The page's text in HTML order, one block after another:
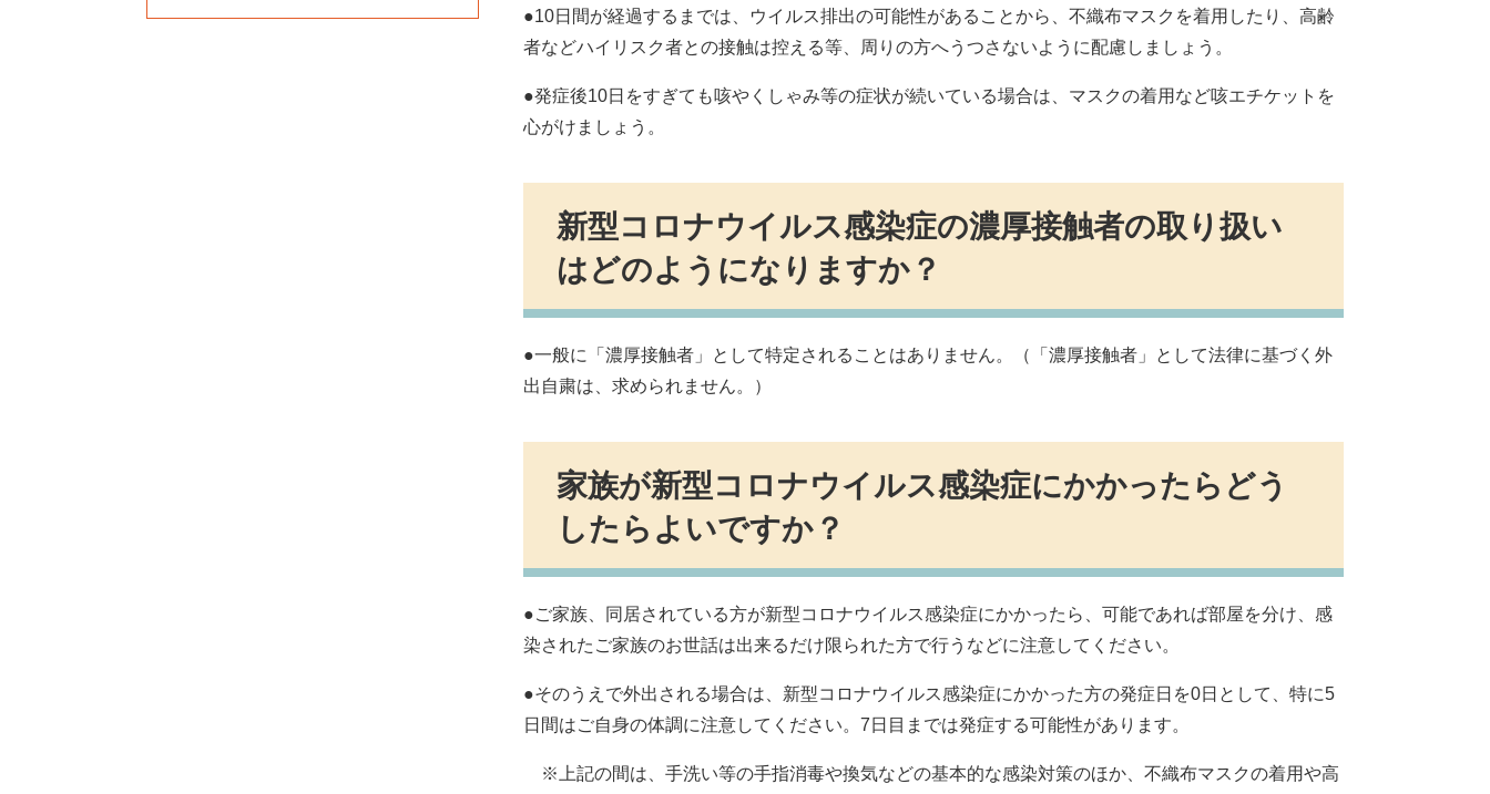
●10日間が経過するまでは、ウイルス排出の可能性があることから、不織布マスクを着用したり、高齢
者などハイリスク者との接触は控える等、周りの方へうつさないように配慮しましょう。
●発症後10日をすぎても咳やくしゃみ等の症状が続いている場合は、マスクの着用など咳エチケットを
心がけましょう。
新型コロナウイルス感染症の濃厚接触者の取り扱い
はどのようになりますか？
●一般に「濃厚接触者」として特定されることはありません。（「濃厚接触者」として法律に基づく外
出自粛は、求められません。）
家族が新型コロナウイルス感染症にかかったらどう
したらよいですか？
●ご家族、同居されている方が新型コロナウイルス感染症にかかったら、可能であれば部屋を分け、感
染されたご家族のお世話は出来るだけ限られた方で行うなどに注意してください。
●そのうえで外出される場合は、新型コロナウイルス感染症にかかった方の発症日を0日として、特に5
日間はご自身の体調に注意してください。7日目までは発症する可能性があります。
※上記の間は、手洗い等の手指消毒や換気などの基本的な感染対策のほか、不織布マスクの着用や高